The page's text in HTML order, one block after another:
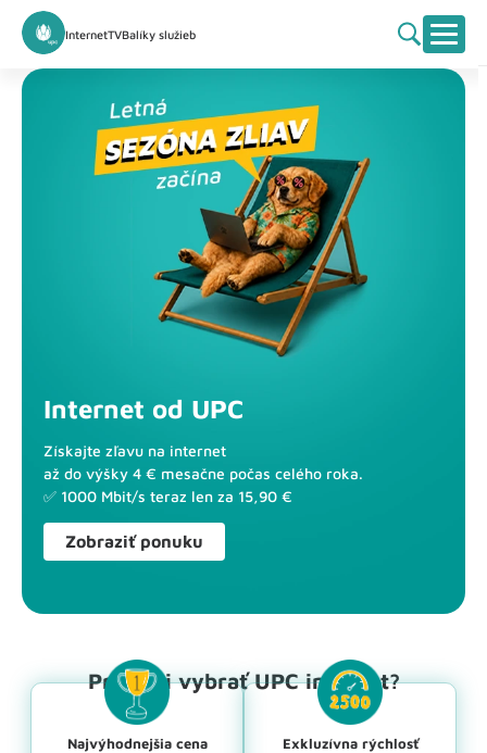
InternetTVBalíky služieb
Internet od UPC
Získajte zľavu na internet
až do výšky 4 € mesačne počas celého roka.
✅ 1000 Mbit/s teraz len za 15,90 €
Zobraziť ponuku
Prečo si vybrať UPC internet?
Najvýhodnejšia cena
Exkluzívna rýchlosť